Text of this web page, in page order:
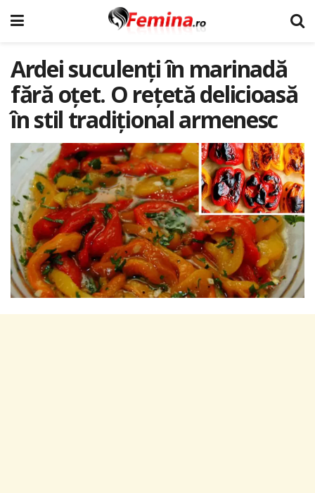
Ardei suculenți în marinadă
fără oțet. O rețetă delicioasă
în stil tradițional armenesc